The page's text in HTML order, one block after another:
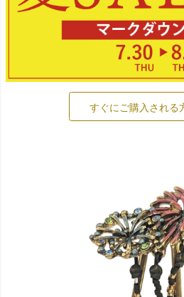
すぐにご購入される